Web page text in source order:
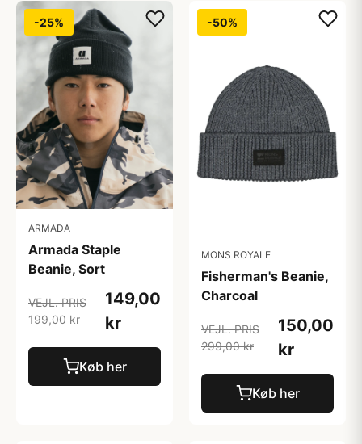
-25%
ARMADA
Armada Staple
Beanie, Sort
VEJL. PRIS
199,00 kr
149,00
kr
Køb her
-50%
MONS ROYALE
Fisherman's Beanie,
Charcoal
VEJL. PRIS
299,00 kr
150,00
kr
Køb her